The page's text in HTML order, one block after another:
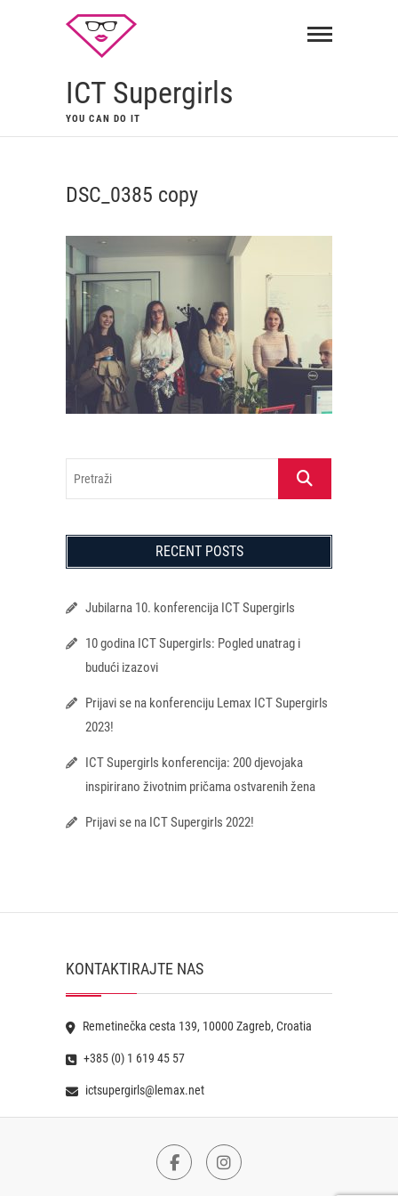
ICT Supergirls
YOU CAN DO IT
DSC_0385 copy
Pretraži
RECENT POSTS
Jubilarna 10. konferencija ICT Supergirls
10 godina ICT Supergirls: Pogled unatrag i
budući izazovi
Prijavi se na konferenciju Lemax ICT Supergirls
2023!
ICT Supergirls konferencija: 200 djevojaka
inspirirano životnim pričama ostvarenih žena
Prijavi se na ICT Supergirls 2022!
KONTAKTIRAJTE NAS
Remetinečka cesta 139, 10000 Zagreb, Croatia
+385 (0) 1 619 45 57
ictsupergirls@lemax.net
FacebookInstagram